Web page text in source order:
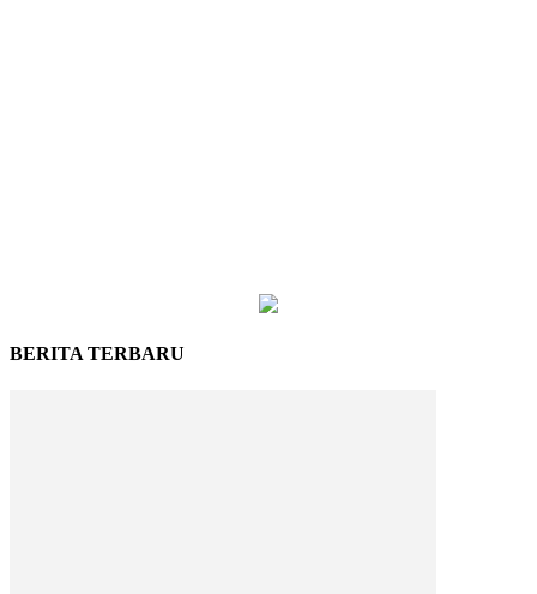
BERITA TERBARU